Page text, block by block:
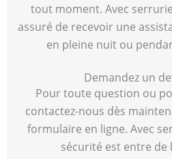
tout moment. Avec
assuré de recevoir une
en pleine nuit ou
Demandez un
Pour toute question ou
contactez-nous dès
formulaire en ligne. Avec
sécurité est entre de